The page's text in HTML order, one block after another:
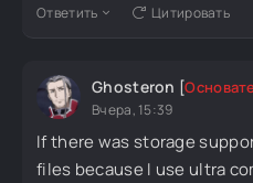
Ответить Цитировать
Ghosteron [
Вчера, 15:39
If there was storage
files because I use ultra